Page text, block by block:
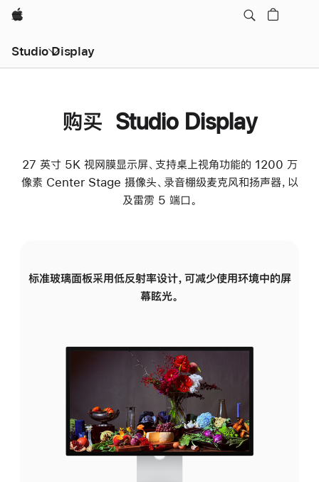
Apple
Studio Display
购买 Studio Display
27 英寸 5K 视网膜显示屏、支持桌上视角功能的 1200 万
像素 Center Stage 摄像头、录音棚级麦克风和扬声器，以
及雷雳 5 端口。
标准玻璃面板采用低反射率设计，可减少使用环境中的屏
幕眩光。